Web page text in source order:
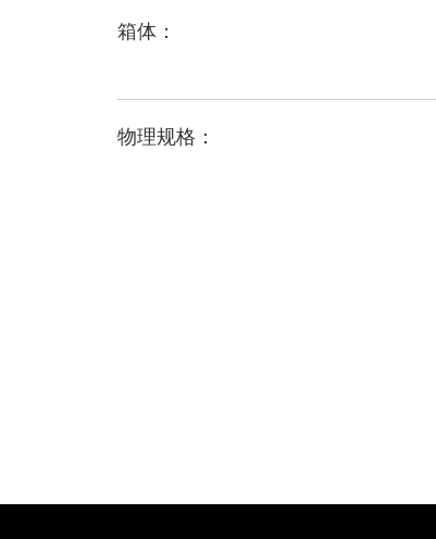
箱体：
物理规格：